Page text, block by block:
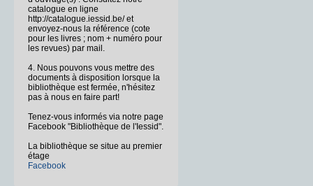
catalogue en ligne
http://catalogue.iessid.be/ et
envoyez-nous la référence (cote
pour les livres ; nom + numéro pour
les revues) par mail.
4. Nous pouvons vous mettre des
documents à disposition lorsque la
bibliothèque est fermée, n'hésitez
pas à nous en faire part!
Tenez-vous informés via notre page
Facebook "Bibliothèque de l'Iessid".
La bibliothèque se situe au premier
étage
Facebook